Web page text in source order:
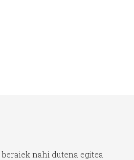
nahi dutena egitea